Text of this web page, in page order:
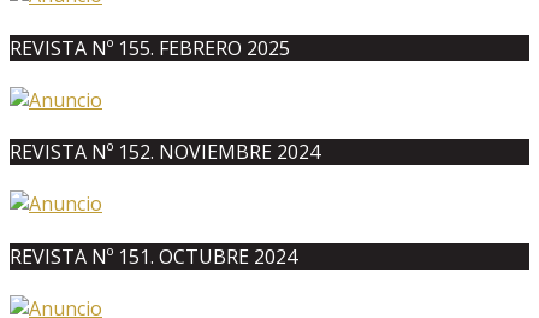
REVISTA Nº 155. FEBRERO 2025
REVISTA Nº 152. NOVIEMBRE 2024
REVISTA Nº 151. OCTUBRE 2024